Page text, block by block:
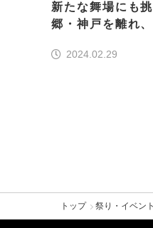
新たな舞場にも
郷・神戸を離れ
2024.02.29
トップ 祭り・イベン